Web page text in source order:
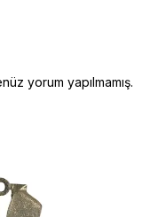
yorum yapılmamış.